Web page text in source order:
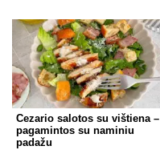
Cezario salotos su vištiena –
pagamintos su naminiu
padažu